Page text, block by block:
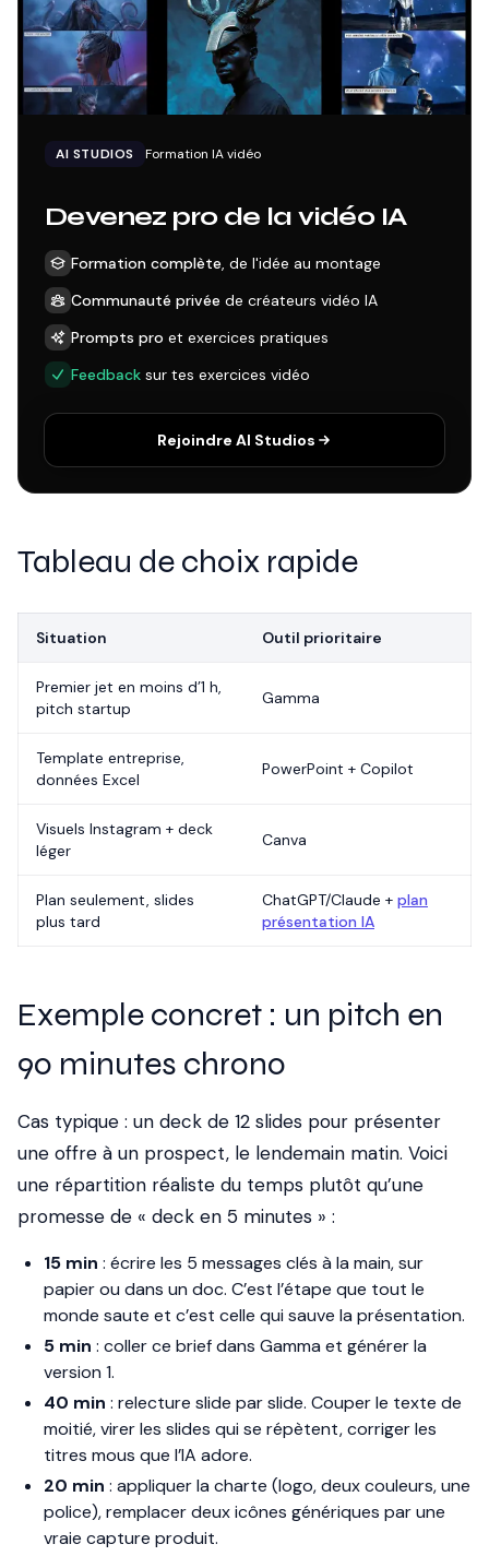
AI STUDIOS Formation IA vidéo
Devenez pro de la vidéo IA
Formation complète, de l'idée au montage
Communauté privée de créateurs vidéo IA
Prompts pro et exercices pratiques
Feedback sur tes exercices vidéo
Rejoindre AI Studios
Tableau de choix rapide
Situation Outil prioritaire
Premier jet en moins d’1 h,
pitch startup
Gamma
Template entreprise,
données Excel
PowerPoint + Copilot
Visuels Instagram + deck
léger
Canva
Plan seulement, slides
plus tard
ChatGPT/Claude + plan
présentation IA
Exemple concret : un pitch en
90 minutes chrono
Cas typique : un deck de 12 slides pour présenter
une offre à un prospect, le lendemain matin. Voici
une répartition réaliste du temps plutôt qu’une
promesse de « deck en 5 minutes » :
15 min : écrire les 5 messages clés à la main, sur
papier ou dans un doc. C’est l’étape que tout le
monde saute et c’est celle qui sauve la présentation.
5 min : coller ce brief dans Gamma et générer la
version 1.
40 min : relecture slide par slide. Couper le texte de
moitié, virer les slides qui se répètent, corriger les
titres mous que l’IA adore.
20 min : appliquer la charte (logo, deux couleurs, une
police), remplacer deux icônes génériques par une
vraie capture produit.